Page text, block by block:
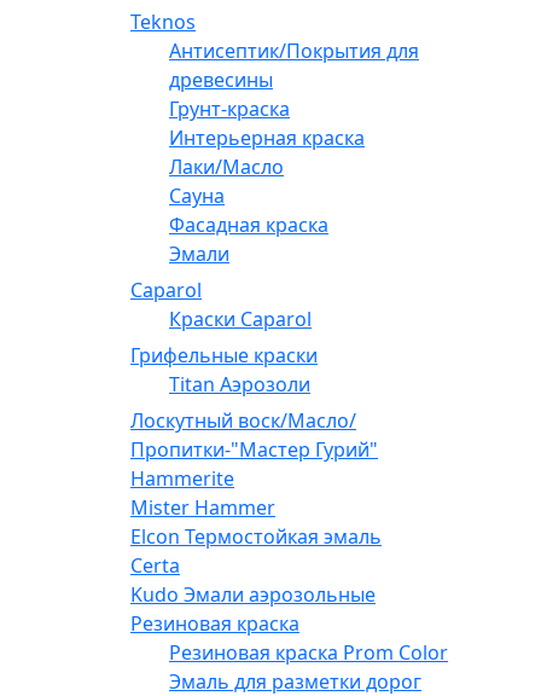
Teknos
Антисептик/Покрытия для
древесины
Грунт-краска
Интерьерная краска
Лаки/Масло
Сауна
Фасадная краска
Эмали
Caparol
Краски Caparol
Грифельные краски
Titan Аэрозоли
Лоскутный воск/Масло/
Пропитки-"Мастер Гурий"
Hammerite
Mister Hammer
Elcon Термостойкая эмаль
Certa
Kudo Эмали аэрозольные
Резиновая краска
Резиновая краска Prom Color
Эмаль для разметки дорог